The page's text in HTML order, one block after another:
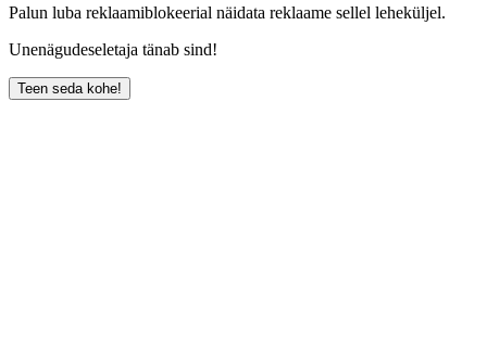
Palun luba reklaamiblokeerial näidata reklaame sellel leheküljel.
Unenägudeseletaja tänab sind!
Teen seda kohe!